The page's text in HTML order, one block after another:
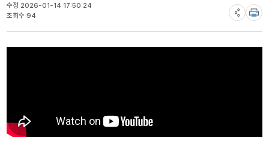
수정 2026-01-14 17:50:24
조회수 94